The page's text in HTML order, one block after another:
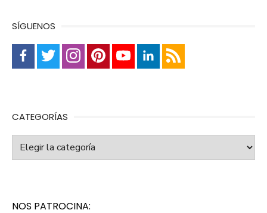
SÍGUENOS
CATEGORÍAS
Categorías
NOS PATROCINA: